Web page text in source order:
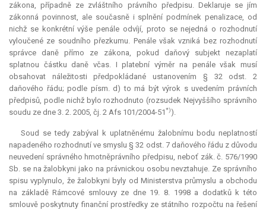
zákona, případně ze zvláštního právního předpisu. Deklaruje se jím
zákonná povinnost, ale současně i splnění podmínek penalizace, od
nichž se konkrétní výše penále odvíjí, proto se nejedná o rozhodnutí
vyloučené ze soudního přezkumu. Penále však vzniká bez rozhodnutí
správce daně přímo ze zákona, pokud daňový subjekt nezaplatí
splatnou částku daně včas. I platební výměr na penále však musí
obsahovat náležitosti předpokládané ustanovením § 32 odst. 2
daňového řádu; podle písm. d) to má být výrok s uvedením právních
předpisů, podle nichž bylo rozhodnuto (rozsudek Nejvyššího správního
soudu ze dne 3. 2. 2005, čj. 2 Afs 101/2004-51*)).
Soud se tedy zabýval k uplatněnému žalobnímu bodu neplatností
napadeného rozhodnutí ve smyslu § 32 odst. 7 daňového řádu z důvodu
neuvedení správného hmotněprávního předpisu, neboť zák. č. 576/1990
Sb. se na žalobkyni jako na právnickou osobu nevztahuje. Ze správního
spisu vyplynulo, že žalobkyni byly od Ministerstva průmyslu a obchodu
na základě Rámcové smlouvy ze dne 19. 8. 1998 a dodatků k této
smlouvě poskytnuty finanční prostředky ze státního rozpočtu na řešení